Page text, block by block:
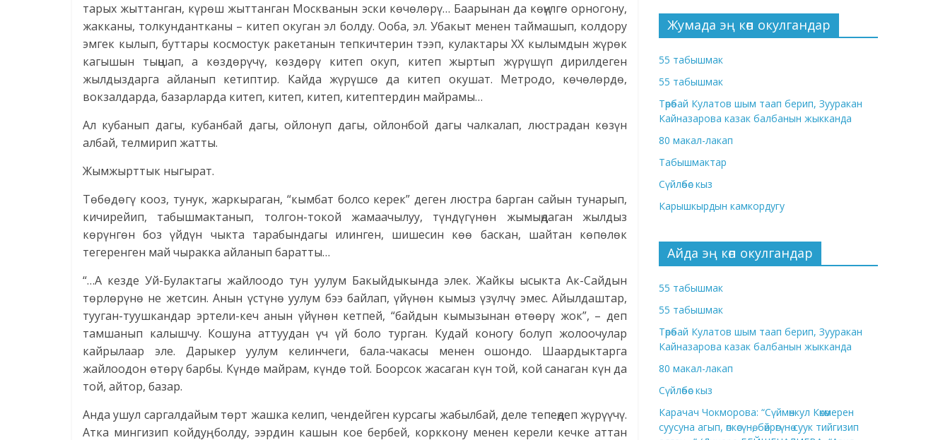
тарых жыттанган, күрөш жыттанган Москванын эски көчөлөрү… Баарынан да көңүлгө орногону,
жакканы, толкундантканы – китеп окуган эл болду. Ооба, эл. Убакыт менен таймашып, колдору
эмгек кылып, буттары космос­тук ракетанын тепкичтерин тээп, кулактары XX кылымдын жүрөк
кагышын тыңшап, а көздөрүчү, көздөрү китеп окуп, китеп жыртып жүрүшүп дирилдеген
жылдыздарга айланып кетиптир. Кайда жүрүшсө да китеп окушат. Метродо, көчөлөрдө,
вокзалдарда, базарларда китеп, китеп, китеп, китептердин майрамы…
Ал кубанып дагы, кубанбай дагы, ойлонуп дагы, ойлонбой дагы чалкалап, люстрадан көзүн
албай, телмирип жатты.
Жымжырттык ныгырат.
Төбөдөгү кооз, тунук, жаркыраган, “кымбат болсо керек” деген люстра барган сайын тунарып,
кичирейип, табышмактанып, толгон-токой жамаачылуу, түндүгүнөн жымыңдаган жылдыз
көрүнгөн боз үйдүн чыкта тарабындагы илинген, шишесин көө баскан, шайтан көпөлөк
тегеренген май чыракка айланып баратты…
“…А кезде Уй-Булактагы жайлоодо тун уулум Бакыйдыкында элек. Жайкы ысыкта Ак-Сайдын
төрлөрүнө не жетсин. Анын үстүнө уулум бээ байлап, үйүнөн кымыз үзүлчү эмес. Айылдаштар,
тууган-туушкандар эртели-кеч анын үйүнөн кетпей, “байдын кымызынан өтөөрү жок”, – деп
тамшанып калышчу. Кошуна аттуудан үч үй боло турган. Кудай коногу болуп жолоочулар
кайрылаар эле. Дарыкер уулум келинчеги, бала-чакасы менен ошондо. Шаардыктарга
жайлоодон өтөрү барбы. Күндө майрам, күндө той. Боорсок жасаган күн той, кой санаган күн да
той, айтор, базар.
Анда ушул саргалдайым төрт жашка келип, чендейген курсагы жабылбай, деле тепеңдеп жүрүүчү.
Атка мингизип койдуң, болду, ээрдин кашын кое бербей, корккону менен керели кечке аттан
Жумада эң көп окулгандар
55 табышмак
55 табышмак
Төрөбай Кулатов шым таап берип, Зууракан
Кайназарова казак балбанын жыкканда
80 макал-лакап
Табышмактар
Сүйлөбөс кыз
Карышкырдын камкордугу
Айда эң көп окулгандар
55 табышмак
55 табышмак
Төрөбай Кулатов шым таап берип, Зууракан
Кайназарова казак балбанын жыкканда
80 макал-лакап
Сүйлөбөс кыз
Карачач Чокморова: “Сүймөнкул Көкөмерен
суусуна агып, өпкөсүнө, бөйрөгүнө суук тийгизип